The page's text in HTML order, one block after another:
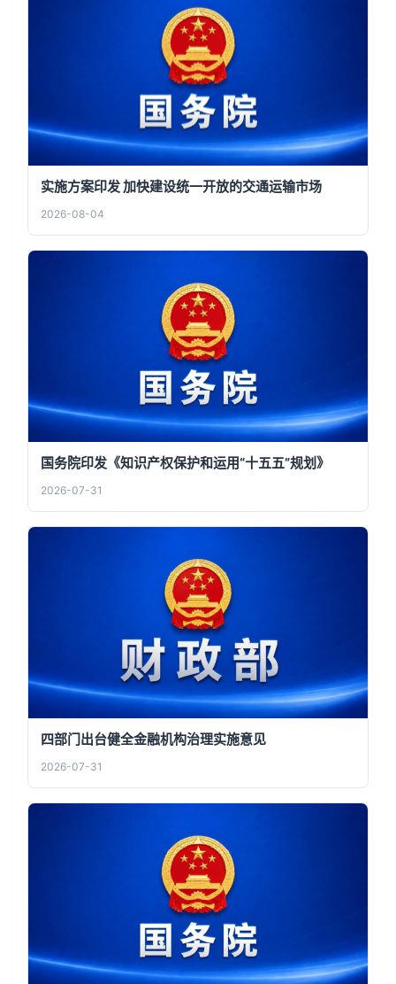
实施方案印发 加快建设统一开放的交通运输市场
2026-08-04
国务院印发《知识产权保护和运用“十五五”规划》
2026-07-31
四部门出台健全金融机构治理实施意见
2026-07-31